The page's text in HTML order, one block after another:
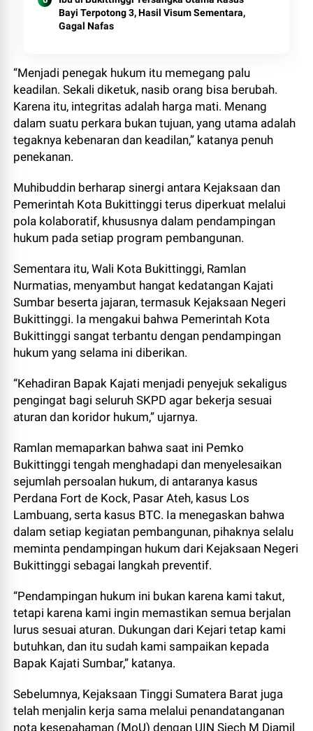
Bayi Terpotong 3, Hasil Visum Sementara,
Gagal Nafas
“Menjadi penegak hukum itu memegang palu
keadilan. Sekali diketuk, nasib orang bisa berubah.
Karena itu, integritas adalah harga mati. Menang
dalam suatu perkara bukan tujuan, yang utama adalah
tegaknya kebenaran dan keadilan,” katanya penuh
penekanan.
Muhibuddin berharap sinergi antara Kejaksaan dan
Pemerintah Kota Bukittinggi terus diperkuat melalui
pola kolaboratif, khususnya dalam pendampingan
hukum pada setiap program pembangunan.
Sementara itu, Wali Kota Bukittinggi, Ramlan
Nurmatias, menyambut hangat kedatangan Kajati
Sumbar beserta jajaran, termasuk Kejaksaan Negeri
Bukittinggi. Ia mengakui bahwa Pemerintah Kota
Bukittinggi sangat terbantu dengan pendampingan
hukum yang selama ini diberikan.
“Kehadiran Bapak Kajati menjadi penyejuk sekaligus
pengingat bagi seluruh SKPD agar bekerja sesuai
aturan dan koridor hukum,” ujarnya.
Ramlan memaparkan bahwa saat ini Pemko
Bukittinggi tengah menghadapi dan menyelesaikan
sejumlah persoalan hukum, di antaranya kasus
Perdana Fort de Kock, Pasar Ateh, kasus Los
Lambuang, serta kasus BTC. Ia menegaskan bahwa
dalam setiap kegiatan pembangunan, pihaknya selalu
meminta pendampingan hukum dari Kejaksaan Negeri
Bukittinggi sebagai langkah preventif.
“Pendampingan hukum ini bukan karena kami takut,
tetapi karena kami ingin memastikan semua berjalan
lurus sesuai aturan. Dukungan dari Kejari tetap kami
butuhkan, dan itu sudah kami sampaikan kepada
Bapak Kajati Sumbar,” katanya.
Sebelumnya, Kejaksaan Tinggi Sumatera Barat juga
telah menjalin kerja sama melalui penandatanganan
nota kesepahaman (MoU) dengan UIN Sjech M Djamil